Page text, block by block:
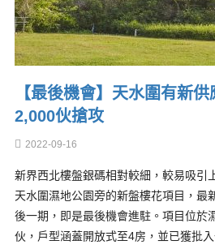
【最後機會】天水圍有新
2,000伙搶攻
2022-09-16
新界西北樓盤銀碼相對較細，較易吸引
天水圍濕地公園旁的新盤樓花項目，最
後一期，即是最後機會進駐。項目位於
伙，戶型涵蓋開放式至4房，並已獲批